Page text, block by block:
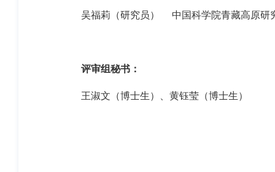
吴福莉 （研究员） 中国科学院青藏高原研
评审组秘书：
王淑文 （博士生）、 黄钰莹 （博士生）